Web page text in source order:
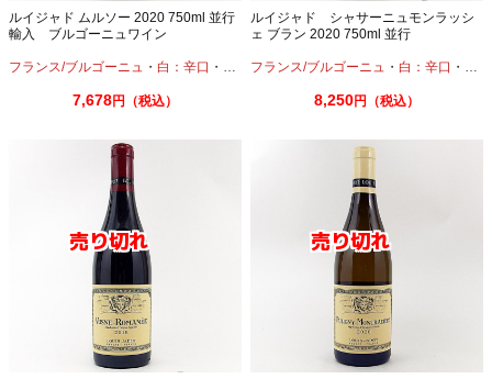
ルイジャド ムルソー 2020 750ml 並行
輸入 ブルゴーニュワイン
フランス/ブルゴーニュ ・ 白：辛口 ・ シャルドネ
7,678円（税込）
ルイジャド シャサーニュモンラッシ
ェ ブラン 2020 750ml 並行
フランス/ブルゴーニュ ・ 白：辛口 ・ シ
8,250円（税込）